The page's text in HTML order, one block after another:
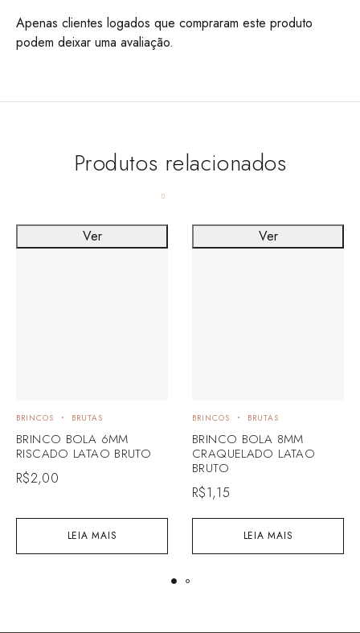
Apenas clientes logados que compraram este produto
podem deixar uma avaliação.
Produtos relacionados
LEIA MAIS
BRINCOS BRUTAS
BRINCO BOLA 6MM
RISCADO LATAO BRUTO
R$2,00
Ver
LEIA MAIS
BRINCOS BRUTAS
BRINCO BOLA 8MM
CRAQUELADO LATAO
BRUTO
R$1,15
Ver